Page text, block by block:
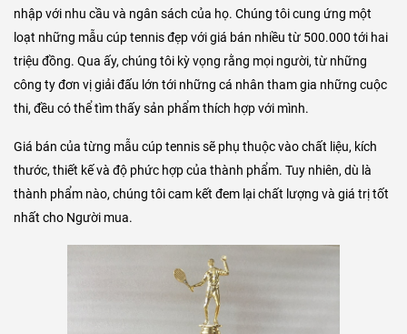
nhập với nhu cầu và ngân sách của họ. Chúng tôi cung ứng một
loạt những mẫu cúp tennis đẹp với giá bán nhiều từ 500.000 tới hai
triệu đồng. Qua ấy, chúng tôi kỳ vọng rằng mọi người, từ những
công ty đơn vị giải đấu lớn tới những cá nhân tham gia những cuộc
thi, đều có thể tìm thấy sản phẩm thích hợp với mình.
Giá bán của từng mẫu cúp tennis sẽ phụ thuộc vào chất liệu, kích
thước, thiết kế và độ phức hợp của thành phẩm. Tuy nhiên, dù là
thành phẩm nào, chúng tôi cam kết đem lại chất lượng và giá trị tốt
nhất cho Người mua.